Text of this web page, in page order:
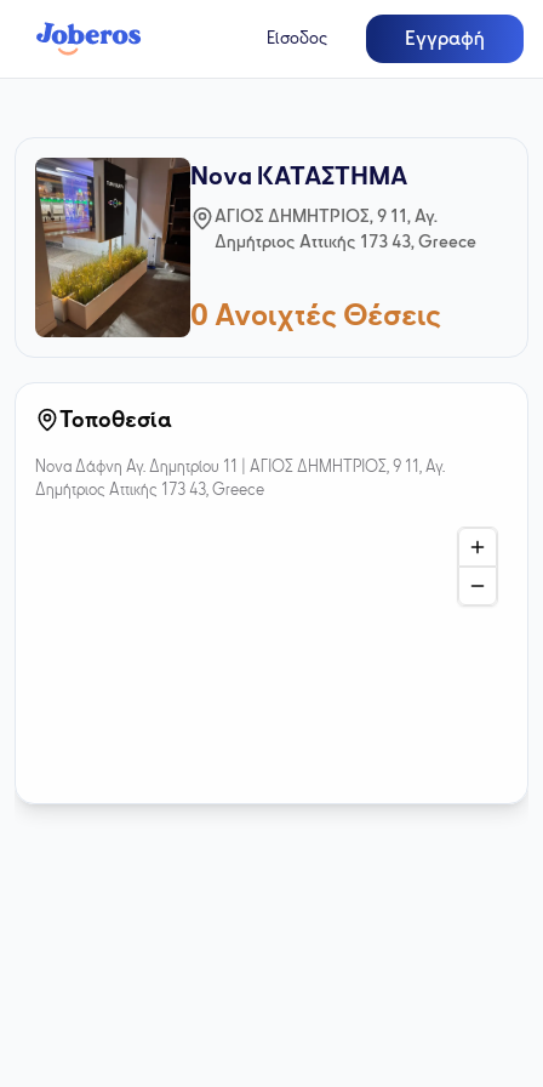
Είσοδος Εγγραφή
Nova ΚΑΤΑΣΤΗΜΑ
ΑΓΙΟΣ ΔΗΜΗΤΡΙΟΣ, 9 11, Αγ.
Δημήτριος Αττικής 173 43, Greece
0 Ανοιχτές Θέσεις
Τοποθεσία
Nova Δάφνη Αγ. Δημητρίου 11 | ΑΓΙΟΣ ΔΗΜΗΤΡΙΟΣ, 9 11, Αγ.
Δημήτριος Αττικής 173 43, Greece